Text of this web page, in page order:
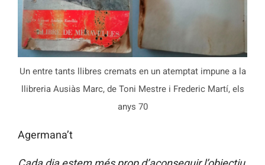
Un entre tants llibres cremats en un atemptat impune a la
llibreria Ausiàs Marc, de Toni Mestre i Frederic Martí, els
anys 70
Agermana’t